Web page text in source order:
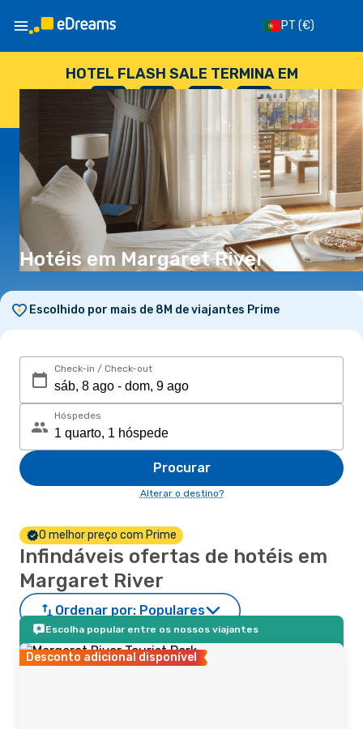
PT (€)
HOTEL FLASH SALE TERMINA EM
--
DIAS
: --
HORAS
: --
SEGUNDOS
Hotéis em Margaret River
Escolhido por mais de 8M de viajantes Prime
Check-in / Check-out
Hóspedes
Procurar
Alterar o destino?
O melhor preço com Prime
Infindáveis ofertas de hotéis em
Margaret River
Ordenar por: Populares
Escolha popular entre os nossos viajantes
Desconto adicional disponível